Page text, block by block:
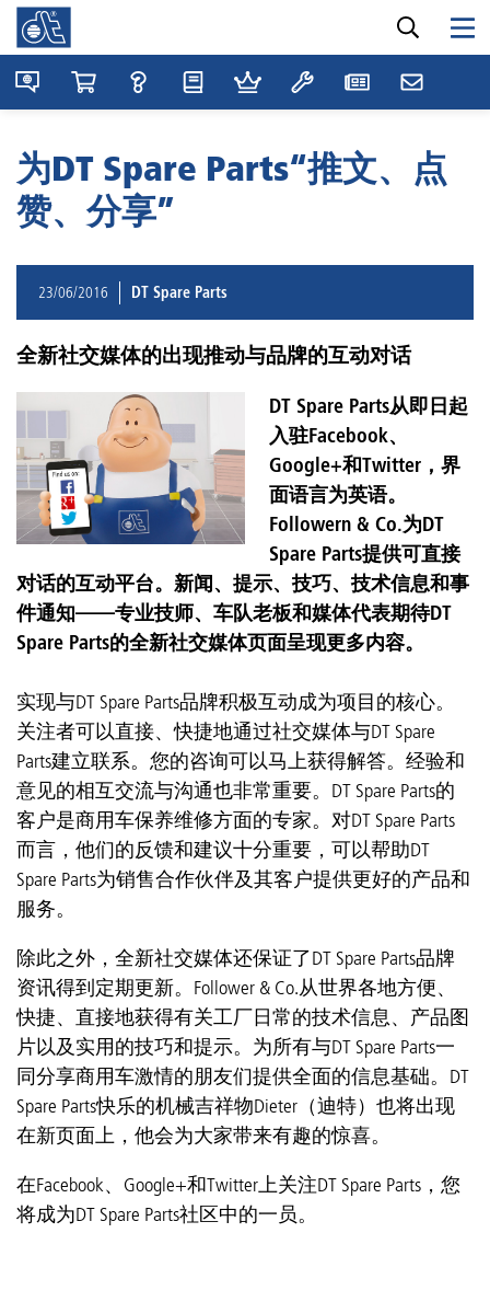
为DT Spare Parts“推文、点
赞、分享”
23/06/2016 DT Spare Parts
全新社交媒体的出现推动与品牌的互动对话
DT Spare Parts从即日起
入驻Facebook、
Google+和Twitter，界
面语言为英语。
Followern & Co.为DT
Spare Parts提供可直接
对话的互动平台。新闻、提示、技巧、技术信息和事
件通知——专业技师、车队老板和媒体代表期待DT
Spare Parts的全新社交媒体页面呈现更多内容。
实现与DT Spare Parts品牌积极互动成为项目的核心。
关注者可以直接、快捷地通过社交媒体与DT Spare
Parts建立联系。您的咨询可以马上获得解答。经验和
意见的相互交流与沟通也非常重要。DT Spare Parts的
客户是商用车保养维修方面的专家。对DT Spare Parts
而言，他们的反馈和建议十分重要，可以帮助DT
Spare Parts为销售合作伙伴及其客户提供更好的产品和
服务。
除此之外，全新社交媒体还保证了DT Spare Parts品牌
资讯得到定期更新。Follower & Co.从世界各地方便、
快捷、直接地获得有关工厂日常的技术信息、产品图
片以及实用的技巧和提示。为所有与DT Spare Parts一
同分享商用车激情的朋友们提供全面的信息基础。DT
Spare Parts快乐的机械吉祥物Dieter（迪特）也将出现
在新页面上，他会为大家带来有趣的惊喜。
在Facebook、Google+和Twitter上关注DT Spare Parts，您
将成为DT Spare Parts社区中的一员。